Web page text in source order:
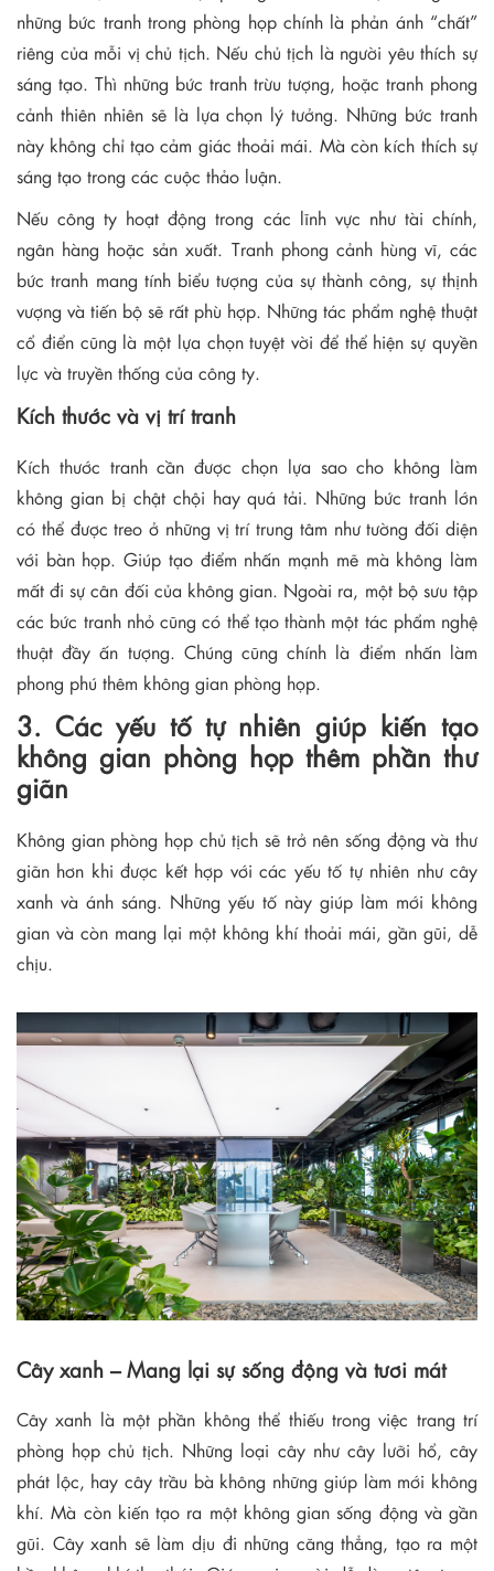
những bức tranh trong phòng họp chính là phản ánh “chất”
riêng của mỗi vị chủ tịch. Nếu chủ tịch là người yêu thích sự
sáng tạo. Thì những bức tranh trừu tượng, hoặc tranh phong
cảnh thiên nhiên sẽ là lựa chọn lý tưởng. Những bức tranh
này không chỉ tạo cảm giác thoải mái. Mà còn kích thích sự
sáng tạo trong các cuộc thảo luận.
Nếu công ty hoạt động trong các lĩnh vực như tài chính,
ngân hàng hoặc sản xuất. Tranh phong cảnh hùng vĩ, các
bức tranh mang tính biểu tượng của sự thành công, sự thịnh
vượng và tiến bộ sẽ rất phù hợp. Những tác phẩm nghệ thuật
cổ điển cũng là một lựa chọn tuyệt vời để thể hiện sự quyền
lực và truyền thống của công ty.
Kích thước và vị trí tranh
Kích thước tranh cần được chọn lựa sao cho không làm
không gian bị chật chội hay quá tải. Những bức tranh lớn
có thể được treo ở những vị trí trung tâm như tường đối diện
với bàn họp. Giúp tạo điểm nhấn mạnh mẽ mà không làm
mất đi sự cân đối của không gian. Ngoài ra, một bộ sưu tập
các bức tranh nhỏ cũng có thể tạo thành một tác phẩm nghệ
thuật đầy ấn tượng. Chúng cũng chính là điểm nhấn làm
phong phú thêm không gian phòng họp.
3. Các yếu tố tự nhiên giúp kiến tạo
không gian phòng họp thêm phần thư
giãn
Không gian phòng họp chủ tịch sẽ trở nên sống động và thư
giãn hơn khi được kết hợp với các yếu tố tự nhiên như cây
xanh và ánh sáng. Những yếu tố này giúp làm mới không
gian và còn mang lại một không khí thoải mái, gần gũi, dễ
chịu.
Cây xanh – Mang lại sự sống động và tươi mát
Cây xanh là một phần không thể thiếu trong việc trang trí
phòng họp chủ tịch. Những loại cây như cây lưỡi hổ, cây
phát lộc, hay cây trầu bà không những giúp làm mới không
khí. Mà còn kiến tạo ra một không gian sống động và gần
gũi. Cây xanh sẽ làm dịu đi những căng thẳng, tạo ra một